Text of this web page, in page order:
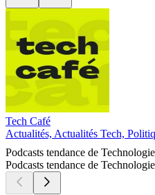
27/05/2025|7 min
Qu'est ce que le Lean IT ?
Quels sont les 6 grands
Quels résultats obtenus et
numériques ?
Un épisode (généré par IA
cabinet Operae Partners,
www.operaepartners.fr
Hébergé par Ausha. Visitez
confidentialite pour plus